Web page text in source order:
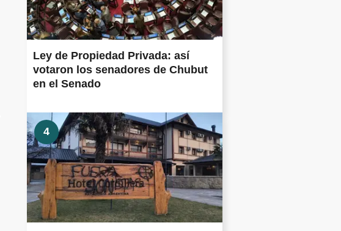
Ley de Propiedad Privada: así
votaron los senadores de Chubut
en el Senado
4